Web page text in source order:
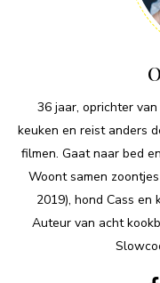
36 jaar, oprichter
keuken en reist anders
filmen. Gaat naar bed
Woont samen
2019), hond Cass en
Auteur van acht